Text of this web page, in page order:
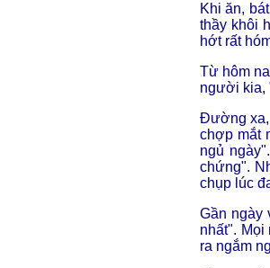
Khi ăn,
thầy khôi
hớt rất
Từ hôm
người kia,
Đường xa,
chợp mắt
ngủ
chứng".
chụp lúc
Gần ngày
nhất".
ra ngắm